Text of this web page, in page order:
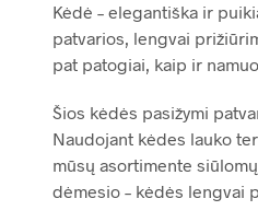
Kėdė – elegantiška ir
patvarios, lengvai
pat patogiai, kaip ir
Šios kėdės pasižymi
Naudojant kėdes lauko
mūsų asortimente
dėmesio – kėdės lengvai